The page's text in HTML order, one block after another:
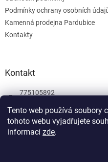
Tento web používá soubory
tohoto webu vyjadřujete
informací zde.
Podmínky ochrany osobních
Kamenná prodejna Pardubice
Kontakty
Kontakt
775105892
775105892
Facebook
wombatgamescz